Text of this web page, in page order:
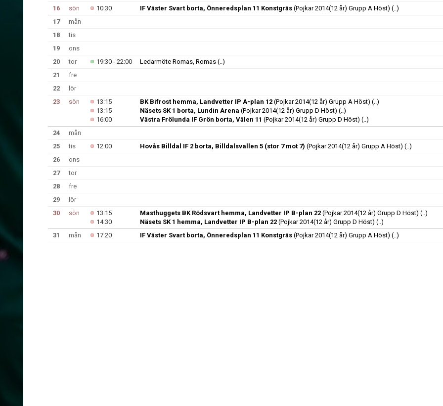
16
sön 10:30 IF Väster Svart borta, Önneredsplan 11 Konstgräs (Pojkar 2014(12 år) Grupp A Höst) (..)
17
mån
18
tis
19
ons
20
tor 19:30 - 22:00 Ledarmöte Romas, Romas (..)
21
fre
22
lör
23
sön 13:15 BK Bifrost hemma, Landvetter IP A-plan 12 (Pojkar 2014(12 år) Grupp A Höst) (..)
13:15
Näsets SK 1 borta, Lundin Arena (Pojkar 2014(12 år) Grupp D Höst) (..)
16:00
Västra Frölunda IF Grön borta, Välen 11 (Pojkar 2014(12 år) Grupp D Höst) (..)
24
mån
25
tis 12:00 Hovås Billdal IF 2 borta, Billdalsvallen 5 (stor 7 mot 7) (Pojkar 2014(12 år) Grupp A Höst) (..)
26
ons
27
tor
28
fre
29
lör
30
sön 13:15 Masthuggets BK Rödsvart hemma, Landvetter IP B-plan 22 (Pojkar 2014(12 år) Grupp D Höst) (..)
14:30
Näsets SK 1 hemma, Landvetter IP B-plan 22 (Pojkar 2014(12 år) Grupp D Höst) (..)
31
mån 17:20 IF Väster Svart borta, Önneredsplan 11 Konstgräs (Pojkar 2014(12 år) Grupp A Höst) (..)